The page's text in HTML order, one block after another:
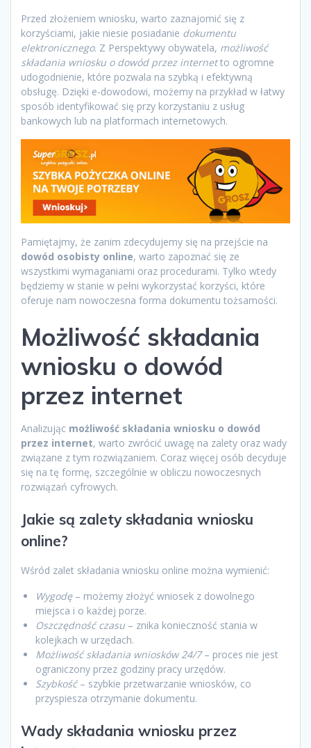
Przed złożeniem wniosku, warto zaznajomić się z
korzyściami, jakie niesie posiadanie dokumentu
elektronicznego. Z Perspektywy obywatela, możliwość
składania wniosku o dowód przez internetto ogromne
udogodnienie, które pozwala na szybką i efektywną
obsługę. Dzięki e-dowodowi, możemy na przykład w łatwy
sposób identyfikować się przy korzystaniu z usług
bankowych lub na platformach internetowych.
Pamiętajmy, że zanim zdecydujemy się na przejście na
dowód osobisty online, warto zapoznać się ze
wszystkimi wymaganiami oraz procedurami. Tylko wtedy
będziemy w stanie w pełni wykorzystać korzyści, które
oferuje nam nowoczesna forma dokumentu tożsamości.
Możliwość składania
wniosku o dowód
przez internet
Analizując możliwość składania wniosku o dowód
przez internet, warto zwrócić uwagę na zalety oraz wady
związane z tym rozwiązaniem. Coraz więcej osób decyduje
się na tę formę, szczególnie w obliczu nowoczesnych
rozwiązań cyfrowych.
Jakie są zalety składania wniosku
online?
Wśród zalet składania wniosku online można wymienić:
Wygodę– możemy złożyć wniosek z dowolnego
miejsca i o każdej porze.
Oszczędność czasu – znika konieczność stania w
kolejkach w urzędach.
Możliwość składania wniosków 24/7– proces nie jest
ograniczony przez godziny pracy urzędów.
Szybkość– szybkie przetwarzanie wniosków, co
przyspiesza otrzymanie dokumentu.
Wady składania wniosku przez